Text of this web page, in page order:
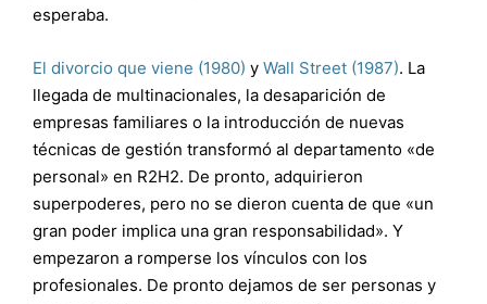
esperaba.
El divorcio que viene (1980) y Wall Street (1987). La
llegada de multinacionales, la desaparición de
empresas familiares o la introducción de nuevas
técnicas de gestión transformó al departamento «de
personal» en R2H2. De pronto, adquirieron
superpoderes, pero no se dieron cuenta de que «un
gran poder implica una gran responsabilidad». Y
empezaron a romperse los vínculos con los
profesionales. De pronto dejamos de ser personas y